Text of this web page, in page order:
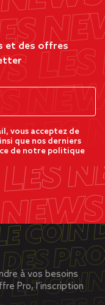
et des offres
vous acceptez de
que nos derniers
de notre politique
à vos besoins
Pro, l’inscription